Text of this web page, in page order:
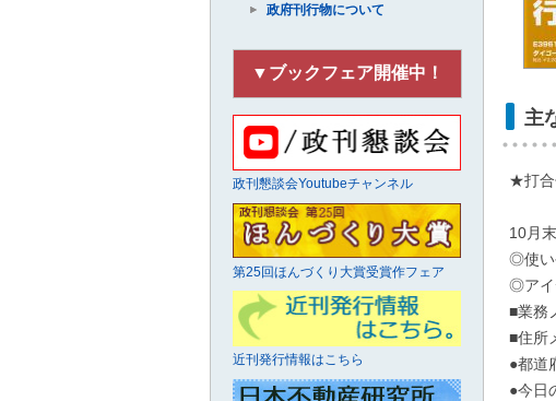
主
★打合
10月
◎使い
◎アイ
■業務
■住所
●都道
●今日
政府刊行物について
▼ブックフェア開催中！
政刊懇談会Youtubeチャンネル
第25回ほんづくり大賞受賞作フェア
近刊発行情報はこちら